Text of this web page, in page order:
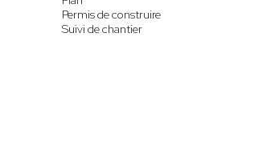
Permis de construire
Suivi de chantier